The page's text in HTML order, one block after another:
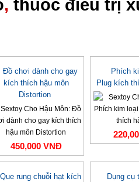
, thuốc điều trị
Đồ chơi dành cho gay
kích thích hậu môn
Distortion
450,000 VNĐ
Phích
Plug kích
Que rung chuỗi hạt kích
Dụng cụ